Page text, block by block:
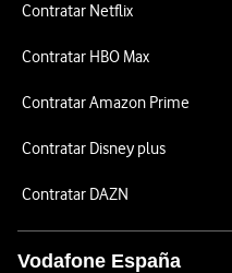
Contratar Netflix
Contratar HBO Max
Contratar Amazon Prime
Contratar Disney plus
Contratar DAZN
Vodafone España